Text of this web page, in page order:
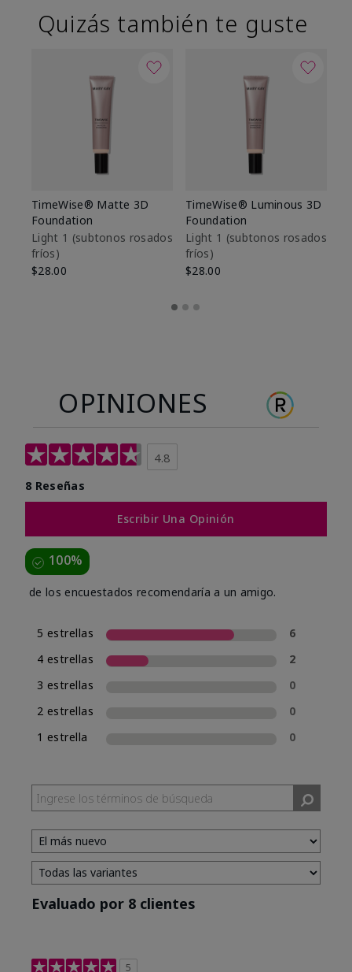
Quizás también te guste
TimeWise® Matte 3D
Foundation
Light 1​ (subtonos rosados
fríos)
$28.00
TimeWise® Luminous 3D
Foundation
Light 1​ (subtonos rosados
fríos)
$28.00
OPINIONES
4.8
8 Reseñas
Escribir Una Opinión
100%
de los encuestados recomendaría a un amigo.
5 estrellas
6
4 estrellas
2
3 estrellas
0
2 estrellas
0
1 estrella
0
Evaluado por 8 clientes
5